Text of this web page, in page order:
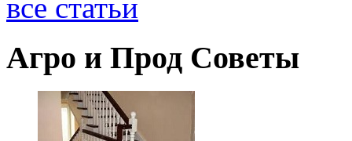
все статьи
Агро и Прод Советы